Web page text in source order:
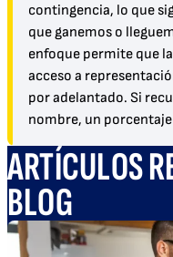
contingencia, lo que
que ganemos o
enfoque permite que
acceso a
por adelantado. Si
nombre, un
ARTÍCULOS
BLOG